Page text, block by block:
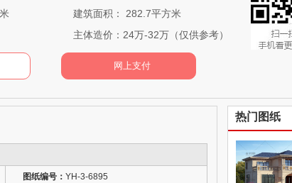
建筑面积： 282.7平方米
主体造价：24万-32万（仅供参考）
图纸编号： YH-3-6895
热门图纸